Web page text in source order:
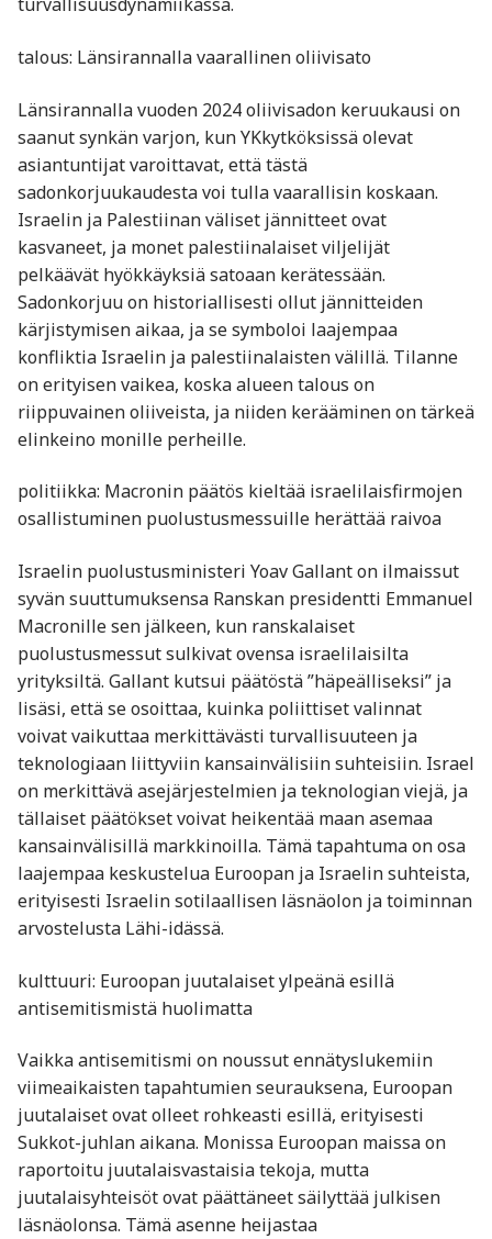
talous: Länsirannalla vaarallinen oliivisato
Länsirannalla vuoden 2024 oliivisadon keruukausi on
saanut synkän varjon, kun YKkytköksissä olevat
asiantuntijat varoittavat, että tästä
sadonkorjuukaudesta voi tulla vaarallisin koskaan.
Israelin ja Palestiinan väliset jännitteet ovat
kasvaneet, ja monet palestiinalaiset viljelijät
pelkäävät hyökkäyksiä satoaan kerätessään.
Sadonkorjuu on historiallisesti ollut jännitteiden
kärjistymisen aikaa, ja se symboloi laajempaa
konfliktia Israelin ja palestiinalaisten välillä. Tilanne
on erityisen vaikea, koska alueen talous on
riippuvainen oliiveista, ja niiden kerääminen on tärkeä
elinkeino monille perheille.
politiikka: Macronin päätös kieltää israelilaisfirmojen
osallistuminen puolustusmessuille herättää raivoa
Israelin puolustusministeri Yoav Gallant on ilmaissut
syvän suuttumuksensa Ranskan presidentti Emmanuel
Macronille sen jälkeen, kun ranskalaiset
puolustusmessut sulkivat ovensa israelilaisilta
yrityksiltä. Gallant kutsui päätöstä ”häpeälliseksi” ja
lisäsi, että se osoittaa, kuinka poliittiset valinnat
voivat vaikuttaa merkittävästi turvallisuuteen ja
teknologiaan liittyviin kansainvälisiin suhteisiin. Israel
on merkittävä asejärjestelmien ja teknologian viejä, ja
tällaiset päätökset voivat heikentää maan asemaa
kansainvälisillä markkinoilla. Tämä tapahtuma on osa
laajempaa keskustelua Euroopan ja Israelin suhteista,
erityisesti Israelin sotilaallisen läsnäolon ja toiminnan
arvostelusta Lähi-idässä.
kulttuuri: Euroopan juutalaiset ylpeänä esillä
antisemitismistä huolimatta
Vaikka antisemitismi on noussut ennätyslukemiin
viimeaikaisten tapahtumien seurauksena, Euroopan
juutalaiset ovat olleet rohkeasti esillä, erityisesti
Sukkot-juhlan aikana. Monissa Euroopan maissa on
raportoitu juutalaisvastaisia tekoja, mutta
juutalaisyhteisöt ovat päättäneet säilyttää julkisen
läsnäolonsa. Tämä asenne heijastaa